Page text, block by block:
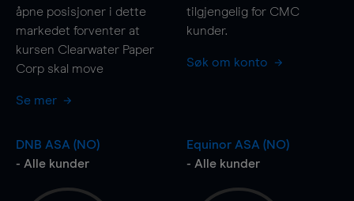
åpne posisjoner i dette
markedet forventer at
kursen Clearwater Paper
Corp skal move
Se mer
tilgjengelig for CMC
kunder.
Søk om konto
DNB ASA (NO)
- Alle kunder
Equinor ASA (NO)
- Alle kunder